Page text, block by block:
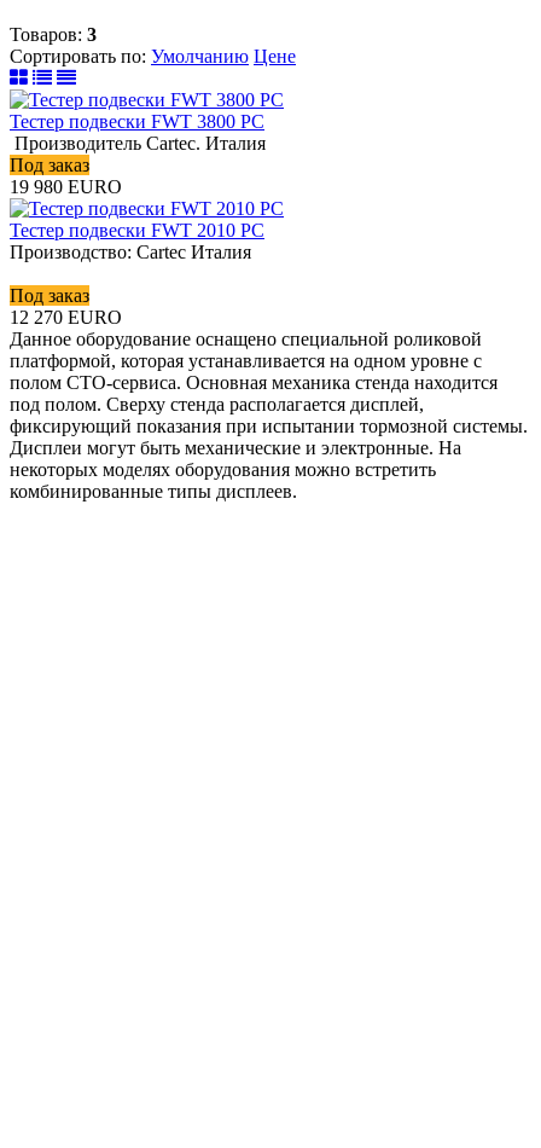
Товаров: 3
Сортировать по: Умолчанию Цене
Тестер подвески FWT 3800 PC
Производитель Cartec. Италия
Под заказ
19 980 EURO
Тестер подвески FWT 2010 РС
Производство: Cartec Италия
Под заказ
12 270 EURO
Данное оборудование оснащено специальной роликовой
платформой, которая устанавливается на одном уровне с
полом СТО-сервиса. Основная механика стенда находится
под полом. Сверху стенда располагается дисплей,
фиксирующий показания при испытании тормозной системы.
Дисплеи могут быть механические и электронные. На
некоторых моделях оборудования можно встретить
комбинированные типы дисплеев.